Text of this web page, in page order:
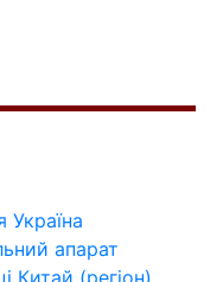
Україна
апарат
Китай (регіон)